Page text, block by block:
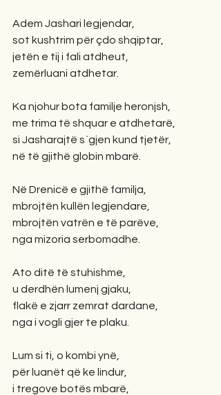
Adem Jashari legjendar,
sot kushtrim për çdo shqiptar,
jetën e tij i fali atdheut,
zemërluani atdhetar.
Ka njohur bota familje heronjsh,
me trima të shquar e atdhetarë,
si Jasharajtë s`gjen kund tjetër,
në të gjithë globin mbarë.
Në Drenicë e gjithë familja,
mbrojtën kullën legjendare,
mbrojtën vatrën e të parëve,
nga mizoria serbomadhe.
Ato ditë të stuhishme,
u derdhën lumenj gjaku,
flakë e zjarr zemrat dardane,
nga i vogli gjer te plaku.
Lum si ti, o kombi ynë,
për luanët që ke lindur,
i tregove botës mbarë,